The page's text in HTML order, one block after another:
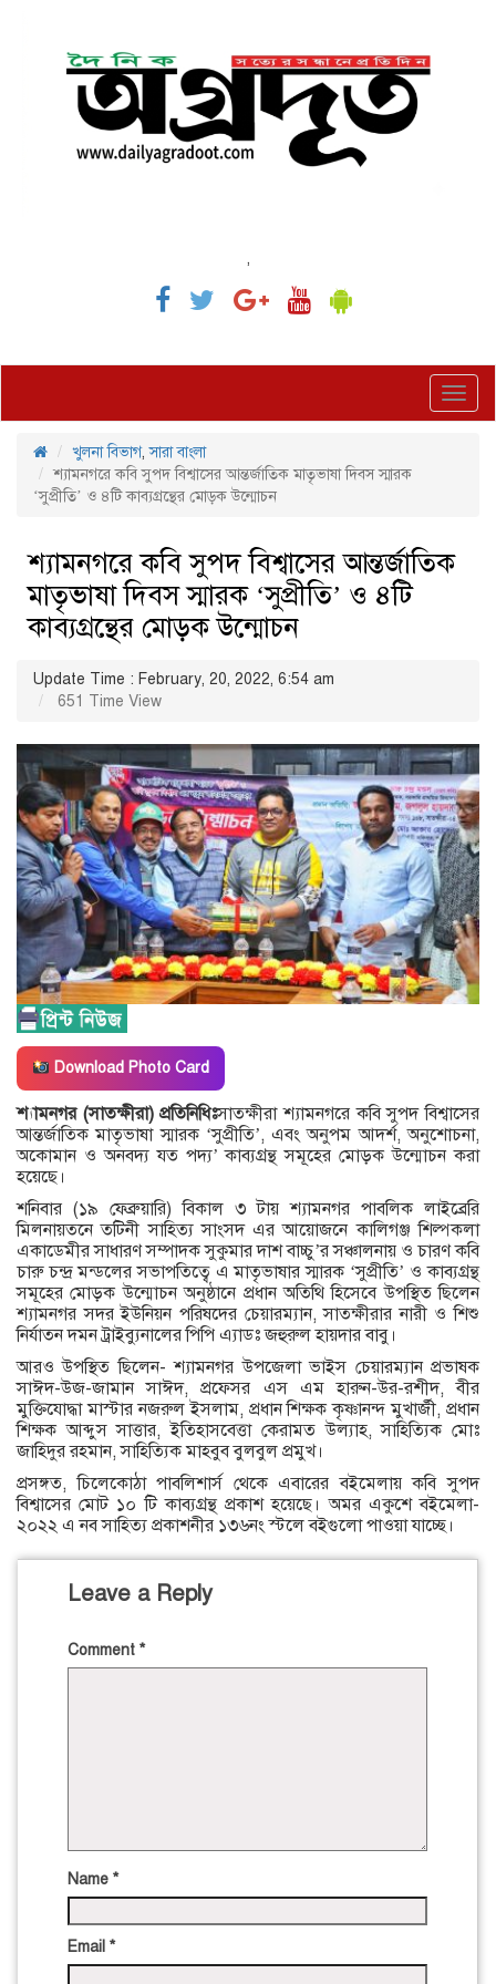
,
খুলনা বিভাগ,সারা বাংলা
শ্যামনগরে কবি সুপদ বিশ্বাসের আন্তর্জাতিক মাতৃভাষা দিবস স্মারক
‘সুপ্রীতি’ ও ৪টি কাব্যগ্রন্থের মোড়ক উন্মোচন
শ্যামনগরে কবি সুপদ বিশ্বাসের আন্তর্জাতিক
মাতৃভাষা দিবস স্মারক ‘সুপ্রীতি’ ও ৪টি
কাব্যগ্রন্থের মোড়ক উন্মোচন
Update Time : February, 20, 2022, 6:54 am
651 Time View
Download Photo Card
শ্যামনগর (সাতক্ষীরা) প্রতিনিধিঃসাতক্ষীরা শ্যামনগরে কবি সুপদ বিশ্বাসের
আন্তর্জাতিক মাতৃভাষা স্মারক ‘সুপ্রীতি’, এবং অনুপম আদর্শ, অনুশোচনা,
অকোমান ও অনবদ্য যত পদ্য’ কাব্যগ্রন্থ সমূহের মোড়ক উন্মোচন করা
হয়েছে।
শনিবার (১৯ ফেব্রুয়ারি) বিকাল ৩ টায় শ্যামনগর পাবলিক লাইব্রেরি
মিলনায়তনে তটিনী সাহিত্য সাংসদ এর আয়োজনে কালিগঞ্জ শিল্পকলা
একাডেমীর সাধারণ সম্পাদক সুকুমার দাশ বাচ্চু’র সঞ্চালনায় ও চারণ কবি
চারু চন্দ্র মন্ডলের সভাপতিত্বে এ মাতৃভাষার স্মারক ‘সুপ্রীতি’ ও কাব্যগ্রন্থ
সমূহের মোড়ক উন্মোচন অনুষ্ঠানে প্রধান অতিথি হিসেবে উপস্থিত ছিলেন
শ্যামনগর সদর ইউনিয়ন পরিষদের চেয়ারম্যান, সাতক্ষীরার নারী ও শিশু
নির্যাতন দমন ট্রাইব্যুনালের পিপি এ্যাডঃ জহুরুল হায়দার বাবু।
আরও উপস্থিত ছিলেন- শ্যামনগর উপজেলা ভাইস চেয়ারম্যান প্রভাষক
সাঈদ-উজ-জামান সাঈদ, প্রফেসর এস এম হারুন-উর-রশীদ, বীর
মুক্তিযোদ্ধা মাস্টার নজরুল ইসলাম, প্রধান শিক্ষক কৃষ্ণানন্দ মুখার্জী, প্রধান
শিক্ষক আব্দুস সাত্তার, ইতিহাসবেত্তা কেরামত উল্যাহ, সাহিত্যিক মোঃ
জাহিদুর রহমান, সাহিত্যিক মাহবুব বুলবুল প্রমুখ।
প্রসঙ্গত, চিলেকোঠা পাবলিশার্স থেকে এবারের বইমেলায় কবি সুপদ
বিশ্বাসের মোট ১০ টি কাব্যগ্রন্থ প্রকাশ হয়েছে। অমর একুশে বইমেলা-
২০২২ এ নব সাহিত্য প্রকাশনীর ১৩৬নং স্টলে বইগুলো পাওয়া যাচ্ছে।
Leave a Reply
Comment *
Name *
Email *